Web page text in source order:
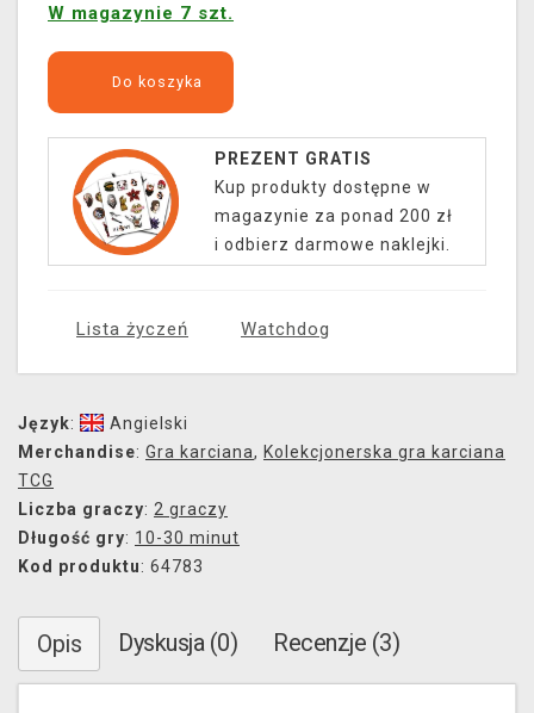
W magazynie 7 szt.
Do koszyka
PREZENT GRATIS
Kup produkty dostępne w
magazynie za ponad 200 zł
i odbierz darmowe naklejki.
Lista życzeń Watchdog
Język:
Angielski
Merchandise: Gra karciana, Kolekcjonerska gra karciana
TCG
Liczba graczy: 2 graczy
Długość gry: 10-30 minut
Kod produktu: 64783
Opis Dyskusja (0) Recenzje (3)